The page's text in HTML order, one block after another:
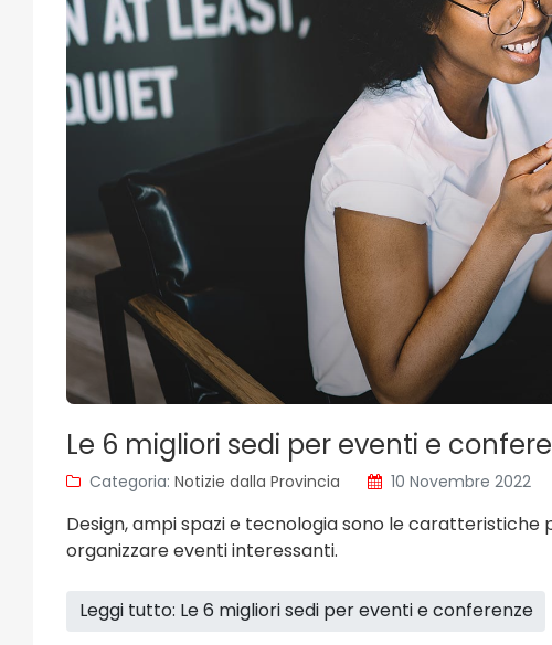
Le 6 migliori sedi per eventi e
Categoria: Notizie dalla Provincia 10 Novembre 2022
Design, ampi spazi e tecnologia sono le
organizzare eventi interessanti.
Leggi tutto: Le 6 migliori sedi per eventi e conferenze